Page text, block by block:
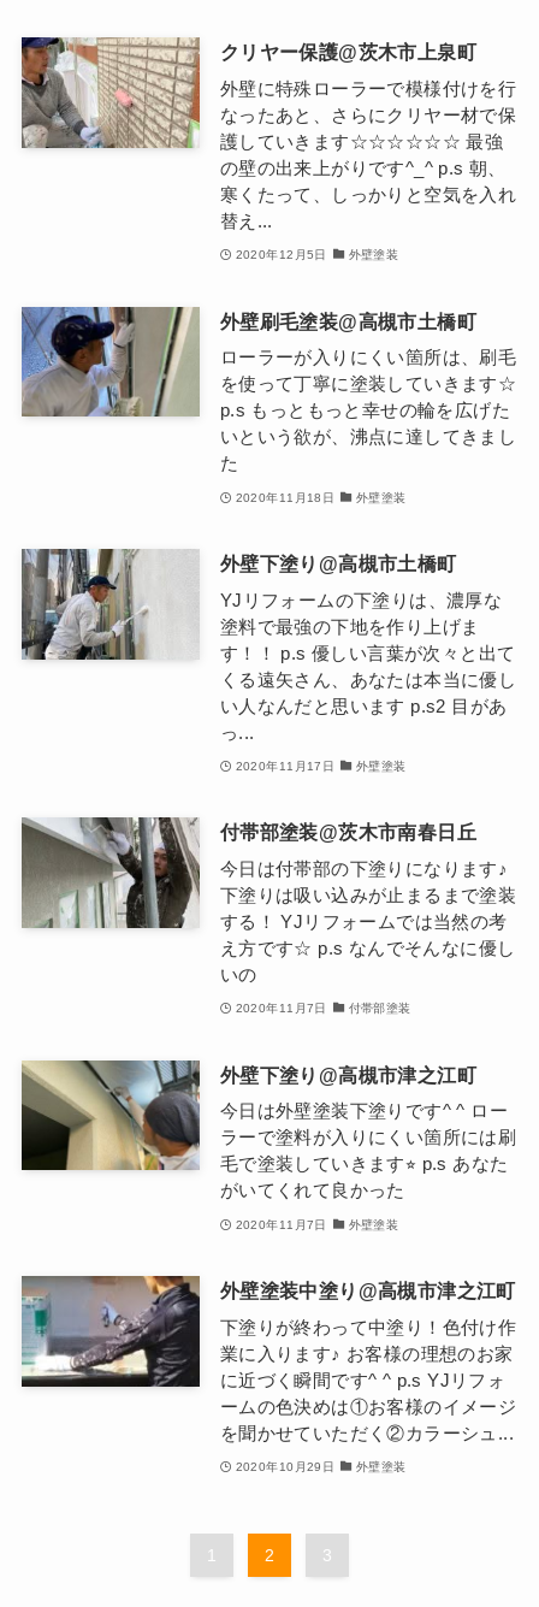
クリヤー保護@茨木市上泉町
外壁に特殊ローラーで模様付けを行
なったあと、さらにクリヤー材で保
護していきます☆☆☆☆☆☆ 最強
の壁の出来上がりです^_^ p.s 朝、
寒くたって、しっかりと空気を入れ
替え...
2020年12月5日 外壁塗装
外壁刷毛塗装@高槻市土橋町
ローラーが入りにくい箇所は、刷毛
を使って丁寧に塗装していきます☆
p.s もっともっと幸せの輪を広げた
いという欲が、沸点に達してきまし
た
2020年11月18日 外壁塗装
外壁下塗り@高槻市土橋町
YJリフォームの下塗りは、濃厚な
塗料で最強の下地を作り上げま
す！！ p.s 優しい言葉が次々と出て
くる遠矢さん、あなたは本当に優し
い人なんだと思います p.s2 目があ
っ...
2020年11月17日 外壁塗装
付帯部塗装@茨木市南春日丘
今日は付帯部の下塗りになります♪
下塗りは吸い込みが止まるまで塗装
する！ YJリフォームでは当然の考
え方です☆ p.s なんでそんなに優し
いの
2020年11月7日 付帯部塗装
外壁下塗り@高槻市津之江町
今日は外壁塗装下塗りです^ ^ ロー
ラーで塗料が入りにくい箇所には刷
毛で塗装していきます⭐︎ p.s あなた
がいてくれて良かった
2020年11月7日 外壁塗装
外壁塗装中塗り@高槻市津之江町
下塗りが終わって中塗り！色付け作
業に入ります♪ お客様の理想のお家
に近づく瞬間です^ ^ p.s YJリフォ
ームの色決めは①お客様のイメージ
を聞かせていただく②カラーシュ...
2020年10月29日 外壁塗装
1 2 3